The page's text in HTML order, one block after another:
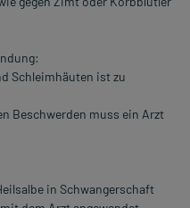
Schleimhäuten ist zu
Beschwerden muss ein Arzt
in Schwangerschaft